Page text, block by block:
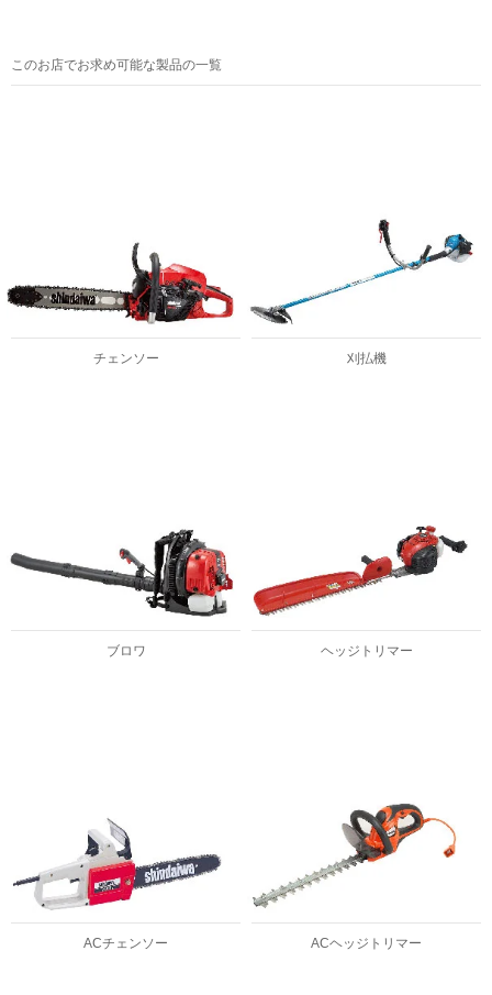
このお店でお求め可能な製品の一覧
チェンソー 刈払機
ブロワ ヘッジトリマー
ACチェンソー ACヘッジトリマー